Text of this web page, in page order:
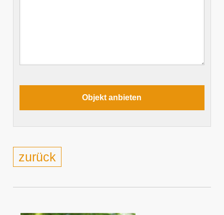
zurück